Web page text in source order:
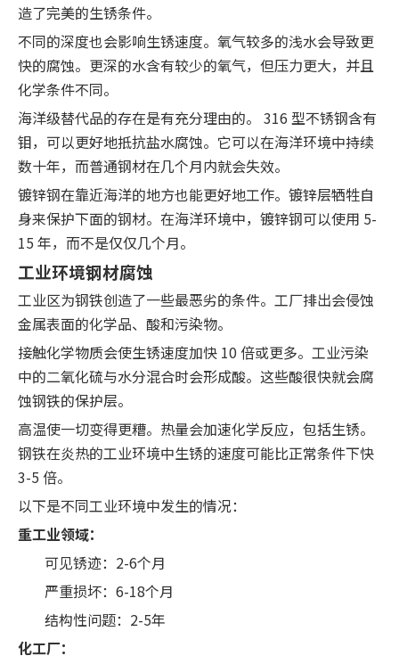
造了完美的生锈条件。
不同的深度也会影响生锈速度。氧气较多的浅水会导致更
快的腐蚀。更深的水含有较少的氧气，但压力更大，并且
化学条件不同。
海洋级替代品的存在是有充分理由的。 316 型不锈钢含有
钼，可以更好地抵抗盐水腐蚀。它可以在海洋环境中持续
数十年，而普通钢材在几个月内就会失效。
镀锌钢在靠近海洋的地方也能更好地工作。镀锌层牺牲自
身来保护下面的钢材。在海洋环境中，镀锌钢可以使用 5-
15 年，而不是仅仅几个月。
工业环境钢材腐蚀
工业区为钢铁创造了一些最恶劣的条件。工厂排出会侵蚀
金属表面的化学品、酸和污染物。
接触化学物质会使生锈速度加快 10 倍或更多。工业污染
中的二氧化硫与水分混合时会形成酸。这些酸很快就会腐
蚀钢铁的保护层。
高温使一切变得更糟。热量会加速化学反应，包括生锈。
钢铁在炎热的工业环境中生锈的速度可能比正常条件下快
3-5 倍。
以下是不同工业环境中发生的情况：
重工业领域：
可见锈迹：2-6个月
严重损坏：6-18个月
结构性问题：2-5年
化工厂：